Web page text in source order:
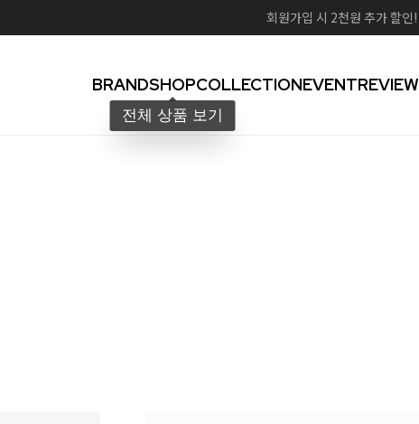
회원가입 시 2천원 추가 할인!
BRANDSHOPCOLLECTIONEVENTREVIEW